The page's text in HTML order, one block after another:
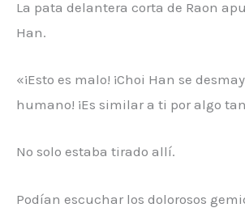
La pata delantera corta de Raon
Han.
«¡Esto es malo! ¡Choi Han se
humano! ¡Es similar a ti por algo
No solo estaba tirado allí.
Podían escuchar los dolorosos